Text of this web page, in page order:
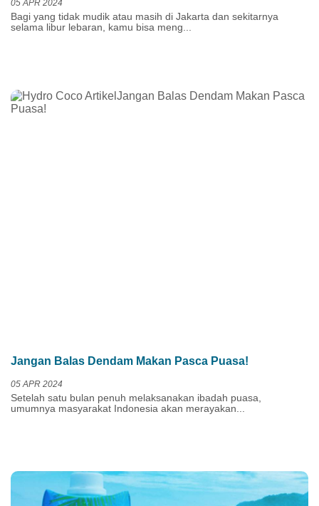
05 APR 2024
Bagi yang tidak mudik atau masih di Jakarta dan sekitarnya
selama libur lebaran, kamu bisa meng...
Jangan Balas Dendam Makan Pasca Puasa!
05 APR 2024
Setelah satu bulan penuh melaksanakan ibadah puasa,
umumnya masyarakat Indonesia akan merayakan...